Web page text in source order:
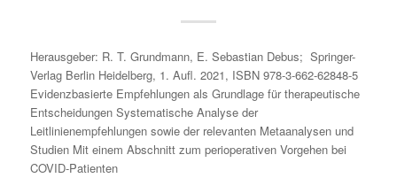
Herausgeber: R. T. Grundmann, E. Sebastian Debus; Springer-
Verlag Berlin Heidelberg, 1. Aufl. 2021, ISBN 978-3-662-62848-5
Evidenzbasierte Empfehlungen als Grundlage für therapeutische
Entscheidungen Systematische Analyse der
Leitlinienempfehlungen sowie der relevanten Metaanalysen und
Studien Mit einem Abschnitt zum perioperativen Vorgehen bei
COVID-Patienten